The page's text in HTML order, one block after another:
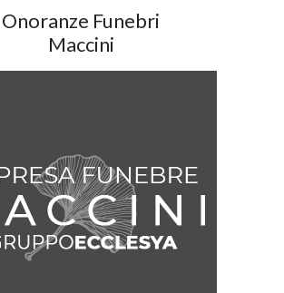
Onoranze Funebri
Maccini